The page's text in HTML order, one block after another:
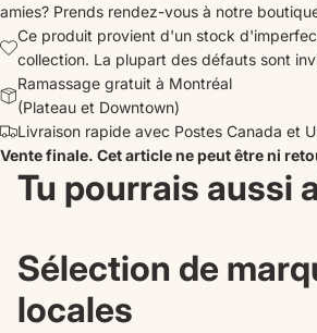
amies? Prends rendez-vous à notre
Ce produit provient d'un stock
collection. La plupart des défauts sont
Ramassage gratuit à Montréal
(Plateau et Downtown)
Livraison rapide avec Postes Canada et
Vente finale. Cet article ne peut être ni
Tu pourrais aussi
Sélection de
locales